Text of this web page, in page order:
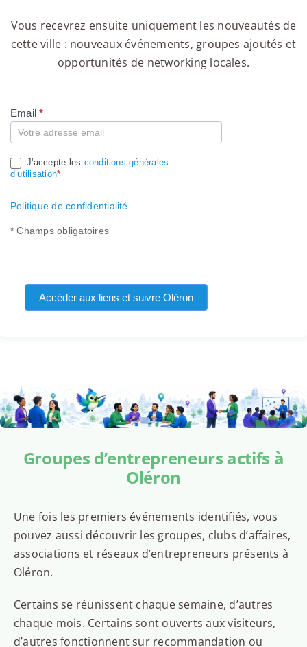
Vous recevrez ensuite uniquement les nouveautés de
cette ville : nouveaux événements, groupes ajoutés et
opportunités de networking locales.
Compte
Email*
J'accepte les conditions générales
d’utilisation*
Politique de confidentialité
* Champs obligatoires
Accéder aux liens et suivre Oléron
Groupes d’entrepreneurs actifs à
Oléron
Une fois les premiers événements identifiés, vous
pouvez aussi découvrir les groupes, clubs d’affaires,
associations et réseaux d’entrepreneurs présents à
Oléron.
Certains se réunissent chaque semaine, d’autres
chaque mois. Certains sont ouverts aux visiteurs,
d’autres fonctionnent sur recommandation ou